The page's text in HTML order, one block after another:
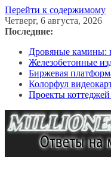
Перейти к содержимому
Четверг, 6 августа, 2026
Последние:
Дровяные камины:
Железобетонные
Биржевая
Колорфул
Проекты